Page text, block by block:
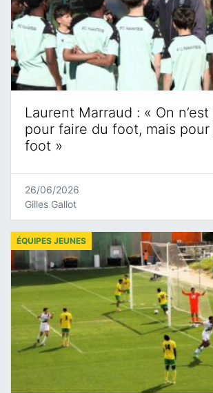
Laurent Marraud : « On n’est
pour faire du foot, mais pour
foot »
26/06/2026
Gilles Gallot
ÉQUIPES JEUNES